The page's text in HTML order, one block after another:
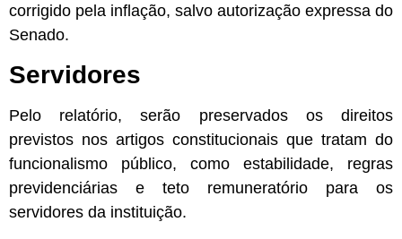
corrigido pela inflação, salvo autorização expressa do
Senado.
Servidores
Pelo relatório, serão preservados os direitos
previstos nos artigos constitucionais que tratam do
funcionalismo público, como estabilidade, regras
previdenciárias e teto remuneratório para os
servidores da instituição.